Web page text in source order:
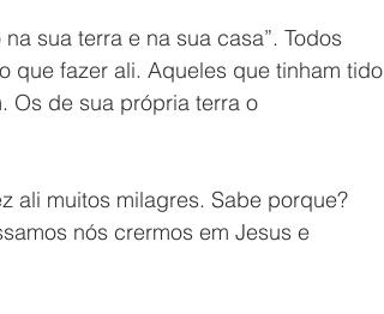
sua terra e na sua casa”. Todos
que fazer ali. Aqueles que tinham tido
Os de sua própria terra o
ali muitos milagres. Sabe porque?
nós crermos em Jesus e